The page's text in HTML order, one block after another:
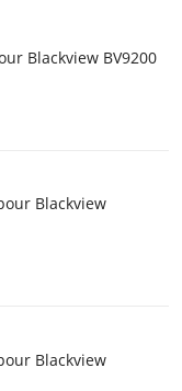
Blackview BV9200
Blackview
Blackview